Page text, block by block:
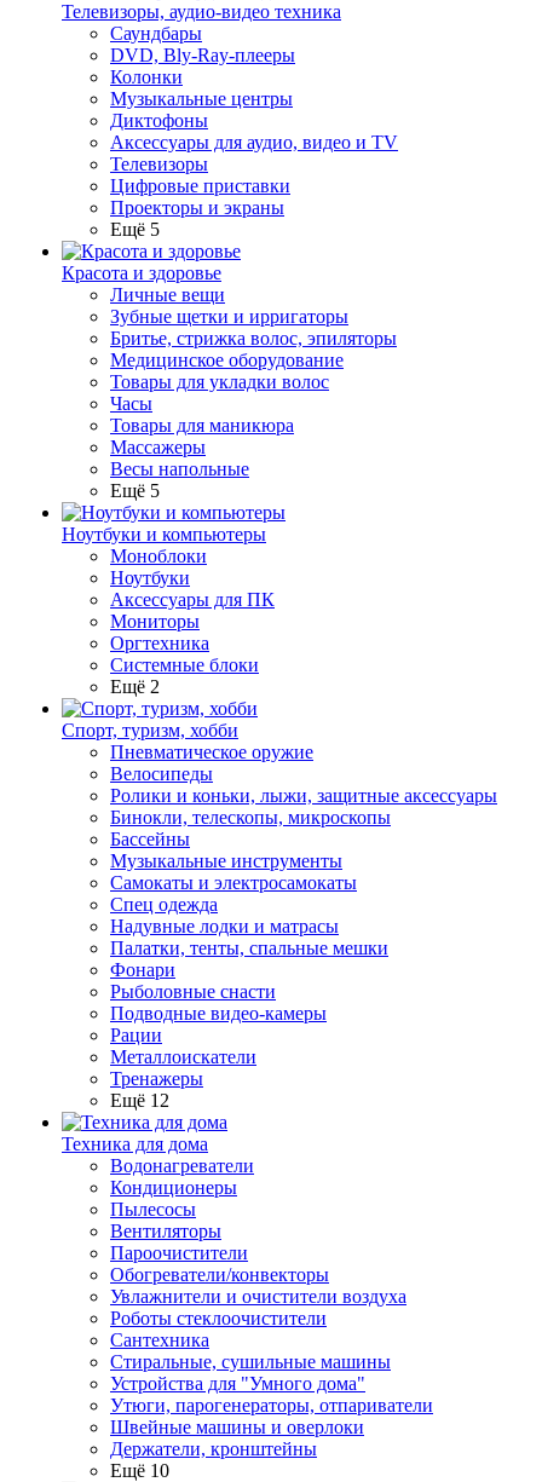
Телевизоры, аудио-видео техника
Саундбары
DVD, Bly-Ray-плееры
Колонки
Музыкальные центры
Диктофоны
Аксессуары для аудио, видео и TV
Телевизоры
Цифровые приставки
Проекторы и экраны
Ещё 5
Красота и здоровье
Личные вещи
Зубные щетки и ирригаторы
Бритье, стрижка волос, эпиляторы
Медицинское оборудование
Товары для укладки волос
Часы
Товары для маникюра
Массажеры
Весы напольные
Ещё 5
Ноутбуки и компьютеры
Моноблоки
Ноутбуки
Аксессуары для ПК
Мониторы
Оргтехника
Системные блоки
Ещё 2
Спорт, туризм, хобби
Пневматическое оружие
Велосипеды
Ролики и коньки, лыжи, защитные аксессуары
Бинокли, телескопы, микроскопы
Бассейны
Музыкальные инструменты
Самокаты и электросамокаты
Спец одежда
Надувные лодки и матрасы
Палатки, тенты, спальные мешки
Фонари
Рыболовные снасти
Подводные видео-камеры
Рации
Металлоискатели
Тренажеры
Ещё 12
Техника для дома
Водонагреватели
Кондиционеры
Пылесосы
Вентиляторы
Пароочистители
Обогреватели/конвекторы
Увлажнители и очистители воздуха
Роботы стеклоочистители
Сантехника
Стиральные, сушильные машины
Устройства для "Умного дома"
Утюги, парогенераторы, отпариватели
Швейные машины и оверлоки
Держатели, кронштейны
Ещё 10